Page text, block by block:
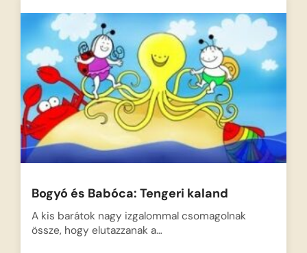
Bogyó és Babóca: Tengeri kaland
A kis barátok nagy izgalommal csomagolnak
össze, hogy elutazzanak a…